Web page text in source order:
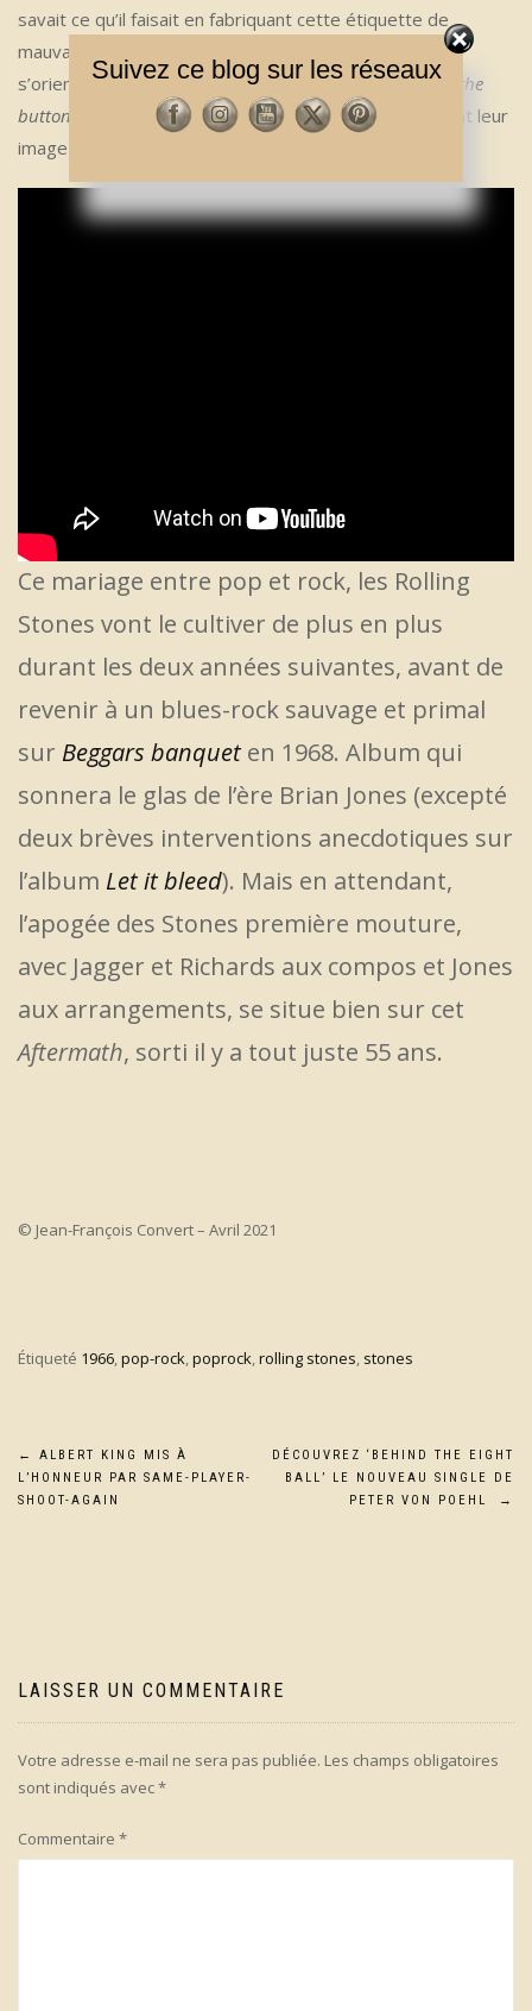
savait ce qu’il faisait en fabriquant cette étiquette de
mauvais garçons. Et même sur un album qui semble
s’orienter un peu plus vers la pop (le suivant,Between the
buttons
, le sera encore plus), les Rolling Stones gardent leur
image savamment façonnée.
Ce mariage entre pop et rock, les Rolling
Stones vont le cultiver de plus en plus
durant les deux années suivantes, avant de
revenir à un blues-rock sauvage et primal
sur Beggars banqueten 1968. Album qui
sonnera le glas de l’ère Brian Jones (excepté
deux brèves interventions anecdotiques sur
l’album Let it bleed). Mais en attendant,
l’apogée des Stones première mouture,
avec Jagger et Richards aux compos et Jones
aux arrangements, se situe bien sur cet
Aftermath, sorti il y a tout juste 55 ans.
© Jean-François Convert – Avril 2021
Étiqueté 1966,pop-rock,poprock,rolling stones, stones
Navigation
de
←
ALBERT KING MIS À
L’HONNEUR PAR SAME-PLAYER-
SHOOT-AGAIN
DÉCOUVREZ ‘BEHIND THE EIGHT
BALL’ LE NOUVEAU SINGLE DE
PETER VON POEHL
→
LAISSER UN COMMENTAIRE
Votre adresse e-mail ne sera pas publiée. Les champs obligatoires
sont indiqués avec*
Commentaire *
Suivez ce blog sur les réseaux